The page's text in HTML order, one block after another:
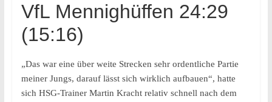
VfL Mennighüffen 24:29
(15:16)
„Das war eine über weite Strecken sehr ordentliche Partie
meiner Jungs, darauf lässt sich wirklich aufbauen“, hatte
sich HSG-Trainer Martin Kracht relativ schnell nach dem